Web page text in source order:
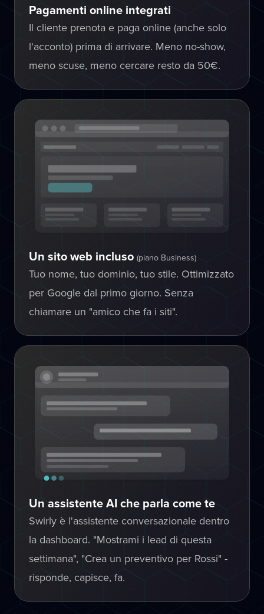
Pagamenti online integrati
Il cliente prenota e paga online (anche solo
l'acconto) prima di arrivare. Meno no-show,
meno scuse, meno cercare resto da 50€.
Un sito web incluso (piano Business)
Tuo nome, tuo dominio, tuo stile. Ottimizzato
per Google dal primo giorno. Senza
chiamare un "amico che fa i siti".
Un assistente AI che parla come te
Swirly è l'assistente conversazionale dentro
la dashboard. "Mostrami i lead di questa
settimana", "Crea un preventivo per Rossi" -
risponde, capisce, fa.